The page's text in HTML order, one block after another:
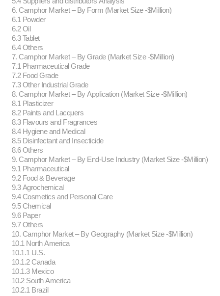
6. Camphor Market – By Form (Market Size -$Million)
6.1 Powder
6.2 Oil
6.3 Tablet
6.4 Others
7. Camphor Market – By Grade (Market Size -$Million)
7.1 Pharmaceutical Grade
7.2 Food Grade
7.3 Other Industrial Grade
8. Camphor Market – By Application (Market Size -$Million)
8.1 Plasticizer
8.2 Paints and Lacquers
8.3 Flavours and Fragrances
8.4 Hygiene and Medical
8.5 Disinfectant and Insecticide
8.6 Others
9. Camphor Market – By End-Use Industry (Market Size -$Million)
9.1 Pharmaceutical
9.2 Food & Beverage
9.3 Agrochemical
9.4 Cosmetics and Personal Care
9.5 Chemical
9.6 Paper
9.7 Others
10. Camphor Market – By Geography (Market Size -$Million)
10.1 North America
10.1.1 U.S.
10.1.2 Canada
10.1.3 Mexico
10.2 South America
10.2.1 Brazil